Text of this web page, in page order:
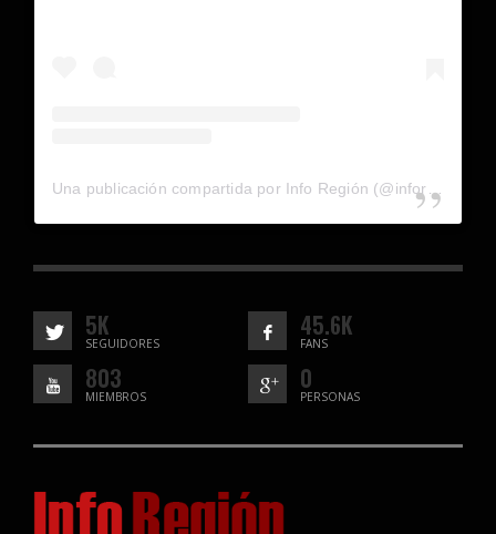
5K
SEGUIDORES
45.6K
FANS
803
MIEMBROS
0
PERSONAS